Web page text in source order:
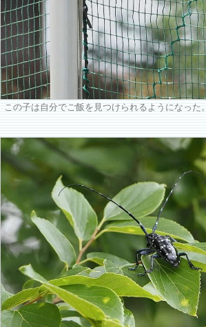
この子は自分でご飯を見つけられるようになった。